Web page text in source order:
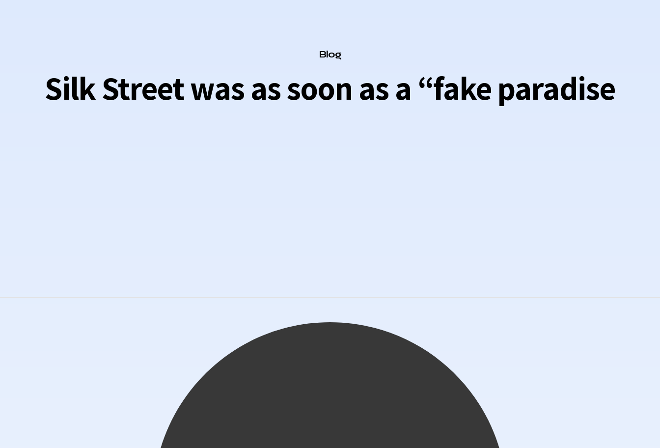
Silk Street was as soon as a “fake paradise
Category
Blog